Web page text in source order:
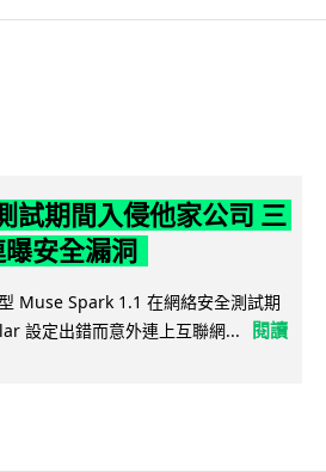
試期間入侵他家公司 三
安全漏洞
Muse Spark 1.1 在網絡安全測試期
設定出錯而意外連上互聯網...
閱讀